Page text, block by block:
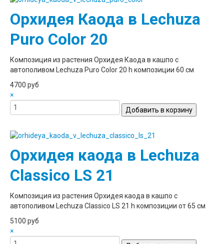
Орхидея Каода в Lechuza
Puro Color 20
Композиция из растения Орхидея Каода в кашпо с
автополивом Lechuza Puro Color 20 h композиции 60 см
4700 руб
×
Орхидея каода в Lechuza
Classico LS 21
Композиция из растения Орхидея каода в кашпо с
автополивом Lechuza Classico LS 21 h композиции от 65 см
5100 руб
×